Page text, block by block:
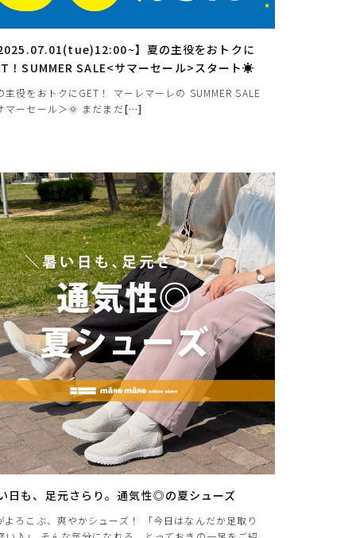
】夏の主役をおトクに
！SUMMER SALE<サマーセール>スタート☀
主役をおトクにGET！ マーレマーレの SUMMER SALE
マーセール＞🌞 まだまだ[…]
日も、足元さらり。通気性◎の夏シューズ
よろこぶ、爽やかシューズ！ 「今日はなんだか足取り